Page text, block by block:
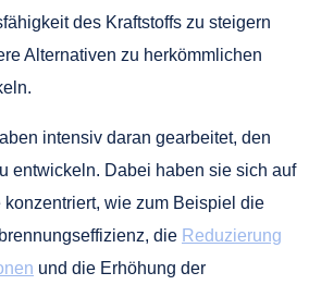
des Kraftstoffs zu steigern
Alternativen zu herkömmlichen
intensiv daran gearbeitet, den
entwickeln. Dabei haben sie sich auf
wie zum Beispiel die
die Reduzierung
und die Erhöhung der